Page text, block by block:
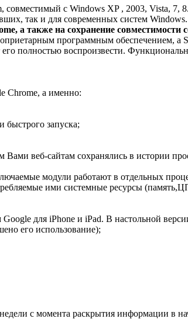
совместимый с Windows XP , 2003, Vista,
так и для современных систем Windows.
а также на сохранение
программным обеспечением,
полностью воспроизвести.
Chrome, а именно:
запуска;
веб-сайтам сохранялись в истории
модули работают в отдельных
ими системные ресурсы
для iPhone и iPad. В настольной
его использование);
с момента раскрытия информации в